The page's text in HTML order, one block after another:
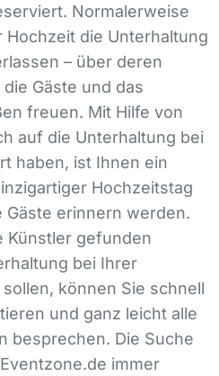
Normalerweise
Hochzeit die Unterhaltung
– über deren
Gäste und das
freuen. Mit Hilfe von
auf die Unterhaltung bei
haben, ist Ihnen ein
Hochzeitstag
Gäste erinnern werden.
Künstler gefunden
bei Ihrer
können Sie schnell
und ganz leicht alle
besprechen. Die Suche
immer